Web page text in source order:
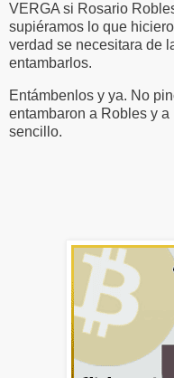
VERGA si Rosario
supiéramos lo que
verdad se necesitara de
entambarlos.
Entámbenlos y ya. No
entambaron a Robles y
sencillo.